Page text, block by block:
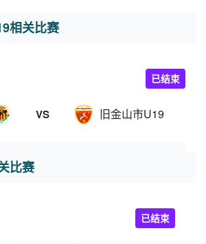
相关比赛
VS 旧金山市U19
已结束
比赛
已结束